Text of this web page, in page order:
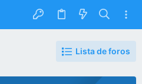
Lista de foros